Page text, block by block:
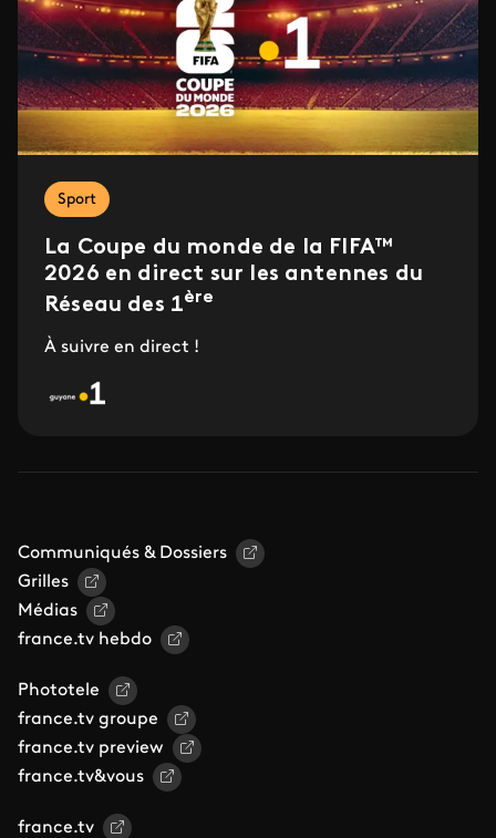
Sport
La Coupe du monde de la FIFA™
2026 en direct sur les antennes du
Réseau des 1ère
À suivre en direct !
Communiqués & Dossiers
Grilles
Médias
france.tv hebdo
Phototele
france.tv groupe
france.tv preview
france.tv&vous
france.tv